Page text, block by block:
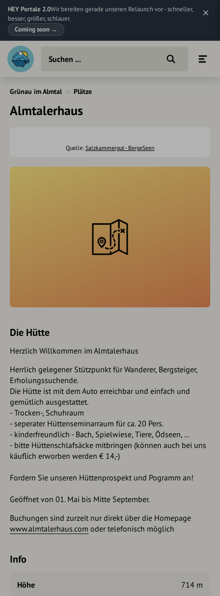
HEY Portale 2.0Wir bereiten gerade unseren Relaunch vor - schneller,
besser, größer, schlauer.
Coming soon →
Grünau im Almtal Plätze
Almtalerhaus
Quelle: Salzkammergut - BergeSeen
Die Hütte
Herzlich Willkommen im Almtalerhaus
Herrlich gelegener Stützpunkt für Wanderer, Bergsteiger,
Erholungssuchende.
Die Hütte ist mit dem Auto erreichbar und einfach und
gemütlich ausgestattet.
- Trocken-, Schuhraum
- seperater Hüttenseminarraum für ca. 20 Pers.
- kinderfreundlich - Bach, Spielwiese, Tiere, Ödseen, ...
- bitte Hüttenschlafsäcke mitbringen (können auch bei uns
käuflich erworben werden € 14,-)
Fordern Sie unseren Hüttenprospekt und Pogramm an!
Geöffnet von 01. Mai bis Mitte September.
Buchungen sind zurzeit nur direkt über die Homepage
www.almtalerhaus.com oder telefonisch möglich
Info
Höhe 714 m